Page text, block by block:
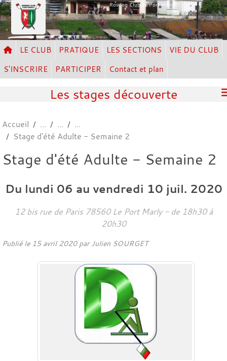
Rowing Club de Port Marly
LE CLUB PRATIQUE LES SECTIONS
VIE DU CLUB
S'INSCRIRE
PARTICIPER Contact et plan
Les stages découverte
Accueil
Stage d'été Adulte - Semaine 2
Stage d'été Adulte - Semaine 2
Du lundi 06 au vendredi 10 juil. 2020
12 bis rue de Paris 78560 Le Port Marly - de 18h30 à
20h30
Publié le 15 avril 2020par Julien SOURGET
Panneau de gestion des cookies